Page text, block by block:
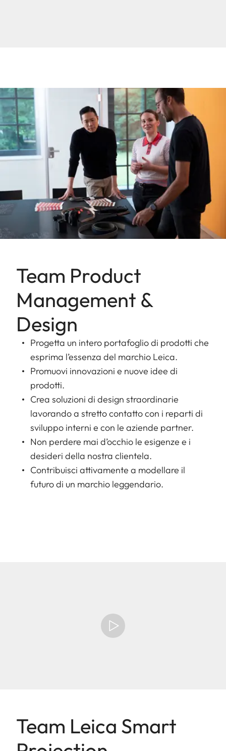
Team Product
Management &
Design
Progetta un intero portafoglio di prodotti che
esprima l’essenza del marchio Leica.
Promuovi innovazioni e nuove idee di
prodotti.
Crea soluzioni di design straordinarie
lavorando a stretto contatto con i reparti di
sviluppo interni e con le aziende partner.
Non perdere mai d’occhio le esigenze e i
desideri della nostra clientela.
Contribuisci attivamente a modellare il
futuro di un marchio leggendario.
Team Leica Smart